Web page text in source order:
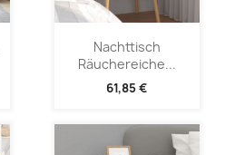
Nachttisch
Räuchereiche...
61,85 €